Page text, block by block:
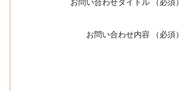
お問い合わせタイトル （必須）
お問い合わせ内容 （必須）